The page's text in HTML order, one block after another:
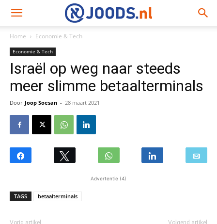
Home Economie & Tech
Economie & Tech
Israël op weg naar steeds
meer slimme betaalterminals
Door Joop Soesan - 28 maart 2021
Advertentie (4)
TAGS betaalterminals
Vorig artikel Volgend artikel